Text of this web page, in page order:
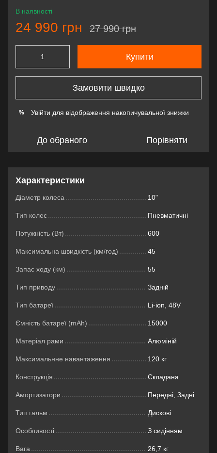
В наявності
24 990 грн 27 990 грн
Купити
Замовити швидко
% Увійти для відображення накопичувальної знижки
До обраного Порівняти
Характеристики
Діаметр колеса 10"
Тип колес Пневматичні
Потужність (Вт) 600
Максимальна швидкість (км/год) 45
Запас ходу (км) 55
Тип приводу Задній
Тип батареї Li-ion, 48V
Ємність батареї (mAh) 15000
Матеріал рами Алюміній
Максимальнне навантаження 120 кг
Конструкція Складана
Амортизатори Передні, Задні
Тип гальм Дискові
Особливості З сидінням
Вага 26,7 кг